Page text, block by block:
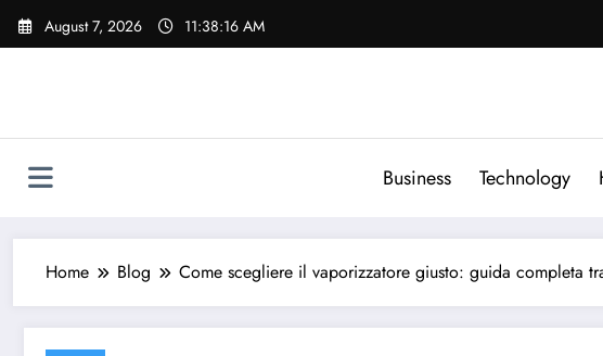
Skip
August 7, 2026 11:38:17 AM
Business Technology
Home Blog Come scegliere il vaporizzatore giusto: guida completa